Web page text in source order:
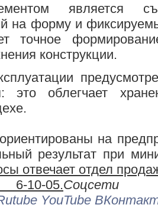
является
на форму и
точное
конструкции.
это облегчает
на
результат при
отвечает отдел
05.
YouTube